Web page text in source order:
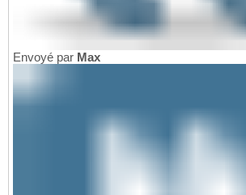
Envoyé par Max